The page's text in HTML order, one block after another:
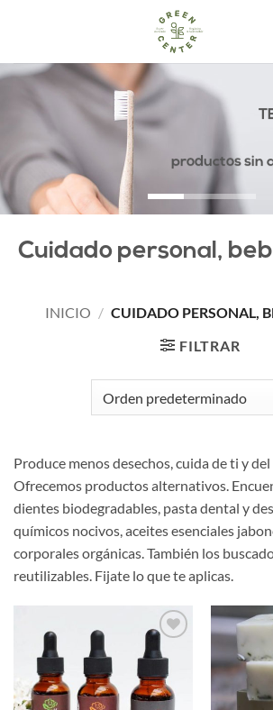
productos sin
Cuidado personal,
INICIO / CUIDADO PERSONAL,
FILTRAR
Produce menos desechos, cuida de ti y
Ofrecemos productos alternativos.
dientes biodegradables, pasta dental y
químicos nocivos, aceites esenciales
corporales orgánicas. También los
reutilizables. Fijate lo que te aplicas.
Añadir
a la
lista de
deseos